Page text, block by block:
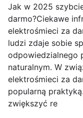
Jak w 2025
darmo?Ciekawe
elektrośmieci za
ludzi zdaje sobie
odpowiedzialnego
naturalnym. W
elektrośmieci za
popularną
zwiększyć re